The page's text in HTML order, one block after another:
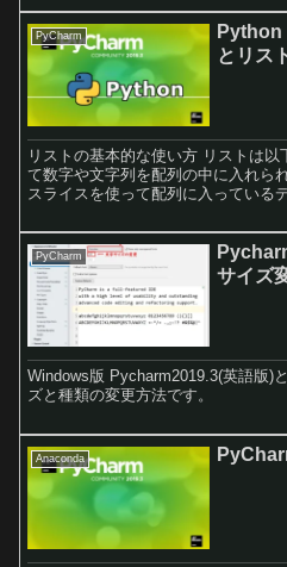
PythonのIDE Pycharm communityを
PyCharm
Python
とリス
リストの基本的な使い方 リストは
て数字や文字列を配列の中に入れら
スライスを使って配列に入っている
PyCharm
サイズ
Windows版 Pycharm2019.3(英語版)
ズと種類の変更方法です。
Anaconda